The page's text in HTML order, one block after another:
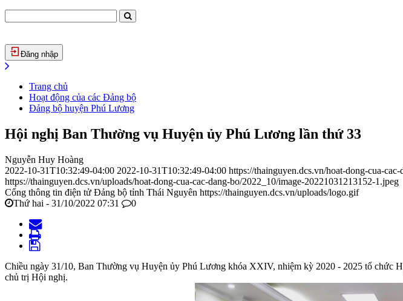
Đăng nhập
Trang chủ
Hoạt động của các Đảng bộ
Đảng bộ huyện Phú Lương
Hội nghị Ban Thường vụ Huyện ủy Phú Lương lần thứ 33
Nguyễn Huy Hoàng
2022-10-31T10:32:49-04:00 2022-10-31T10:32:49-04:00 https://thainguyen.dcs.vn/hoat-dong-cua-
https://thainguyen.dcs.vn/uploads/hoat-dong-cua-cac-dang-bo/2022_10/image-20221031213152-1.jpeg
Cổng thông tin điện tử Đảng bộ tỉnh Thái Nguyên https://thainguyen.dcs.vn/uploads/logo.gif
Thứ hai - 31/10/2022 07:31
0
Chiều ngày 31/10, Ban Thường vụ Huyện ủy Phú Lương khóa XXIV, nhiệm kỳ 2020 - 2025 tổ
chủ trị Hội nghị.